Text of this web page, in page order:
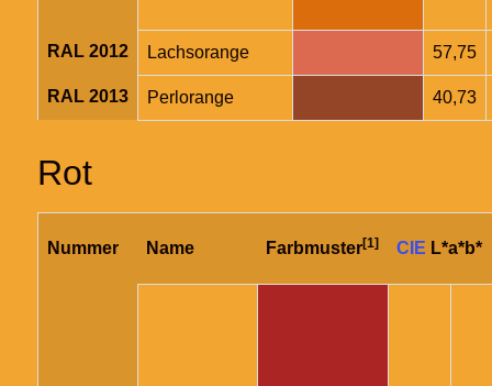
RAL 2012 Lachsorange 57,75
RAL 2013 Perlorange 40,73
Rot
Nummer Name Farbmuster[1] CIE L*a*b*